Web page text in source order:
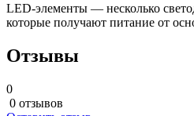
LED-элементы — несколько
которые получают питание от
Отзывы
0
0 отзывов